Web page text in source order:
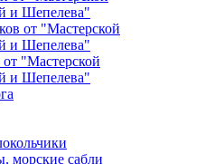
и Шепелева"
от "Мастерской
и Шепелева"
"Мастерской
и Шепелева"
морские сабли